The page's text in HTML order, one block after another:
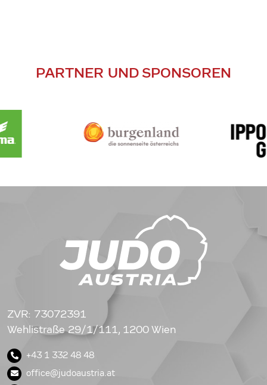
PARTNER UND SPONSOREN
ZVR: 73072391
Wehlistraße 29/1/111, 1200 Wien
+43 1 332 48 48
office@judoaustria.at